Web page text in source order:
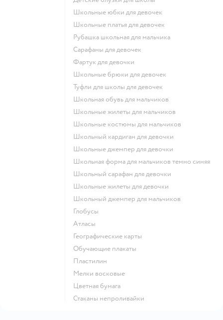
Школьные юбки для девочек
Школьные платья для девочек
Рубашка школьная для мальчика
Сарафаны для девочек
Фартук для девочки
Школьные брюки для девочек
Туфли для школы для девочек
Школьная обувь для мальчиков
Школьные жилеты для мальчиков
Школьные костюмы для мальчиков
Школьный кардиган для девочки
Школьные джемпер для девочки
Школьная форма для мальчиков темно синяя
Школьный сарафан для девочки
Школьные жилеты для девочки
Школьный джемпер для мальчиков
Глобусы
Атласы
Географические карты
Обучающие плакаты
Пластилин
Мелки восковые
Цветная бумага
Стаканы непроливайки